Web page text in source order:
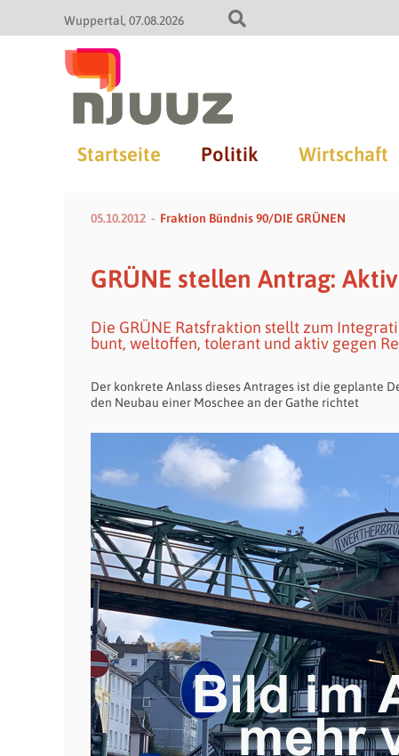
Wuppertal 07.08.2026
Startseite Politik Wirtschaft
05.10.2012 Fraktion Bündnis 90/DIE GRÜNEN
GRÜNE stellen Antrag:
Die GRÜNE Ratsfraktion stellt zum
bunt, weltoffen, tolerant und aktiv gegen
Der konkrete Anlass dieses Antrages ist die geplante
den Neubau einer Moschee an der Gathe richtet